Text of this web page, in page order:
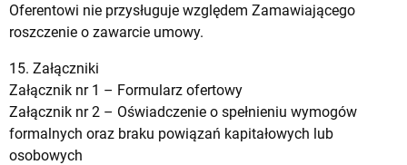
Oferentowi nie przysługuje względem Zamawiającego
roszczenie o zawarcie umowy.
15. Załączniki
Załącznik nr 1 – Formularz ofertowy
Załącznik nr 2 – Oświadczenie o spełnieniu wymogów
formalnych oraz braku powiązań kapitałowych lub
osobowych